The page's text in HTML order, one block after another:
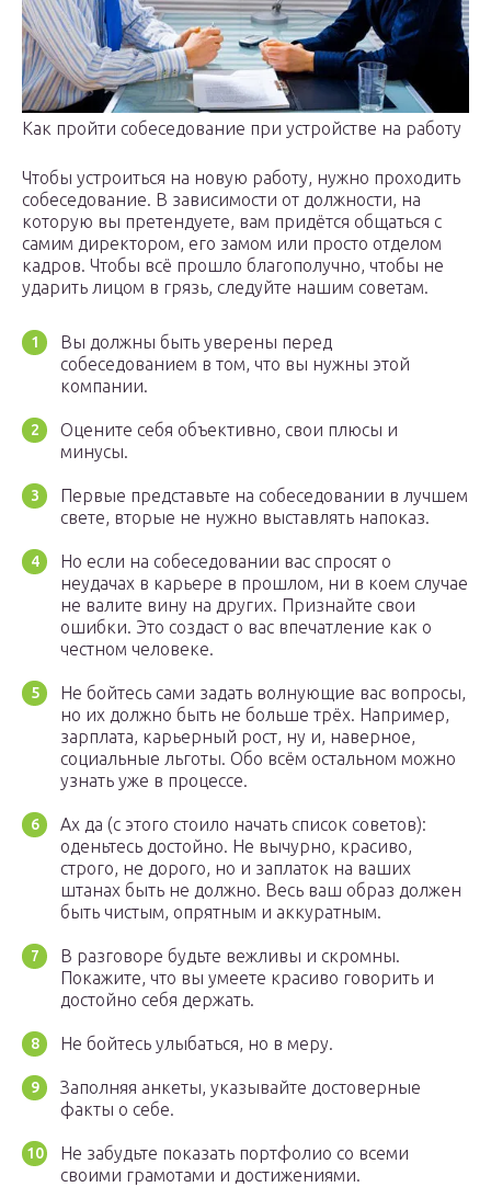
Как пройти собеседование при устройстве на работу
Чтобы устроиться на новую работу, нужно проходить
собеседование. В зависимости от должности, на
которую вы претендуете, вам придётся общаться с
самим директором, его замом или просто отделом
кадров. Чтобы всё прошло благополучно, чтобы не
ударить лицом в грязь, следуйте нашим советам.
Вы должны быть уверены перед
собеседованием в том, что вы нужны этой
компании.
Оцените себя объективно, свои плюсы и
минусы.
Первые представьте на собеседовании в лучшем
свете, вторые не нужно выставлять напоказ.
Но если на собеседовании вас спросят о
неудачах в карьере в прошлом, ни в коем случае
не валите вину на других. Признайте свои
ошибки. Это создаст о вас впечатление как о
честном человеке.
Не бойтесь сами задать волнующие вас вопросы,
но их должно быть не больше трёх. Например,
зарплата, карьерный рост, ну и, наверное,
социальные льготы. Обо всём остальном можно
узнать уже в процессе.
Ах да (с этого стоило начать список советов):
оденьтесь достойно. Не вычурно, красиво,
строго, не дорого, но и заплаток на ваших
штанах быть не должно. Весь ваш образ должен
быть чистым, опрятным и аккуратным.
В разговоре будьте вежливы и скромны.
Покажите, что вы умеете красиво говорить и
достойно себя держать.
Не бойтесь улыбаться, но в меру.
Заполняя анкеты, указывайте достоверные
факты о себе.
Не забудьте показать портфолио со всеми
своими грамотами и достижениями.